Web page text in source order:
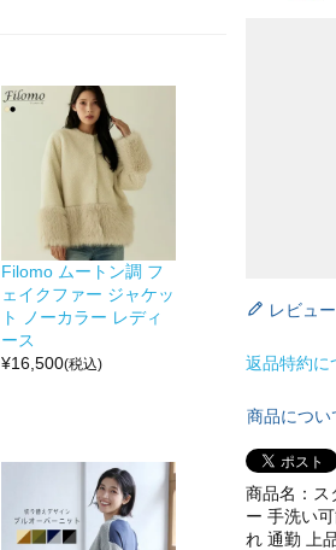
Filomo ムートン調 フ
ェイクファー ジャケッ
ト ノーカラー レディ
ース
¥16,500(税込)
レビュ
返品特約に
商品につい
商品名：ス
ー 手洗い
れ 通勤 上